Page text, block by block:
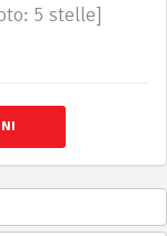
5 stelle]